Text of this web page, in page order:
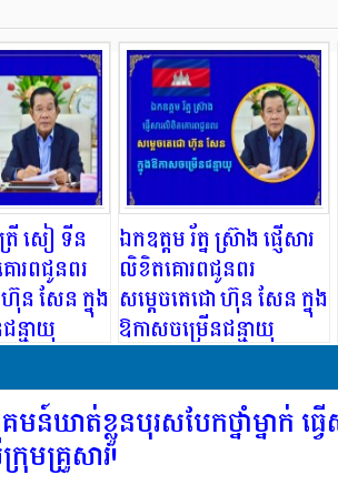
រី សៀ ទីន
ោរពជូនពរ
ន សែន ក្នុង
ន្មាយុ
ឯកឧត្តម រ័ត្ន ស្រ៊ាង ផ្ញើសារ
លិខិតគោរពជូនពរ
សម្ដេចតេជោ ហ៊ុន សែន ក្នុង
ឱកាសចម្រើនជន្មាយុ
មន៍ឃាត់ខ្លួនបុរសបែកថ្នាំម្នាក់ ធ្វ
មគ្រួសារ!